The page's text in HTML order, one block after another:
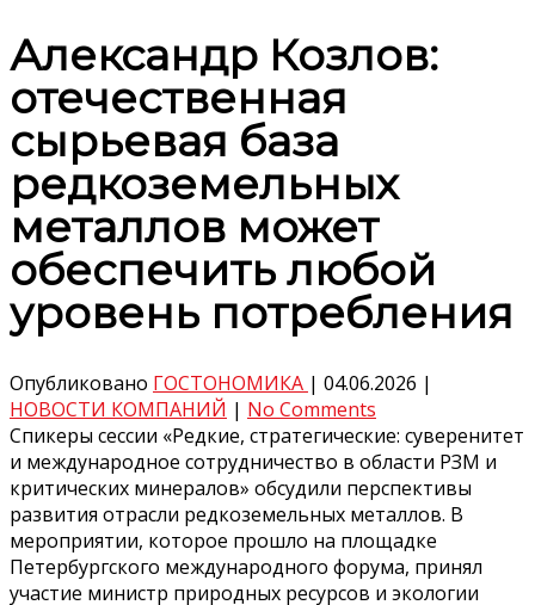
Александр Козлов:
отечественная
сырьевая база
редкоземельных
металлов может
обеспечить любой
уровень потребления
Опубликовано ГОСТОНОМИКА | 04.06.2026 |
НОВОСТИ КОМПАНИЙ | No Comments
Спикеры сессии «Редкие, стратегические: суверенитет
и международное сотрудничество в области РЗМ и
критических минералов» обсудили перспективы
развития отрасли редкоземельных металлов. В
мероприятии, которое прошло на площадке
Петербургского международного форума, принял
участие министр природных ресурсов и экологии